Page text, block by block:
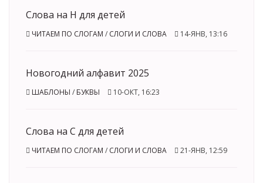
Слова на Н для детей
ЧИТАЕМ ПО СЛОГАМ / СЛОГИ И СЛОВА 14-ЯНВ, 13:16
Новогодний алфавит 2025
ШАБЛОНЫ / БУКВЫ 10-ОКТ, 16:23
Слова на С для детей
ЧИТАЕМ ПО СЛОГАМ / СЛОГИ И СЛОВА 21-ЯНВ, 12:59